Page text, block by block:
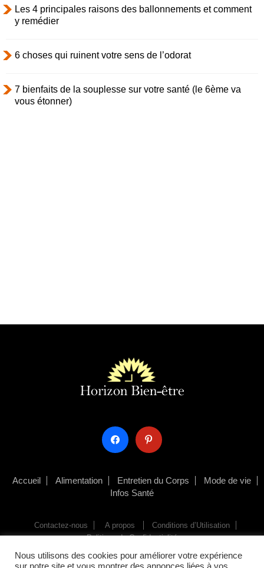
Les 4 principales raisons des ballonnements et comment
y remédier
6 choses qui ruinent votre sens de l’odorat
7 bienfaits de la souplesse sur votre santé (le 6ème va
vous étonner)
facebook pinterest
Accueil Alimentation Entretien du Corps
Mode de vie
Infos Santé
Contactez-nous A propos
Conditions d’Utilisation
Politique de Confidentialité
Nous utilisons des cookies pour améliorer votre expérience